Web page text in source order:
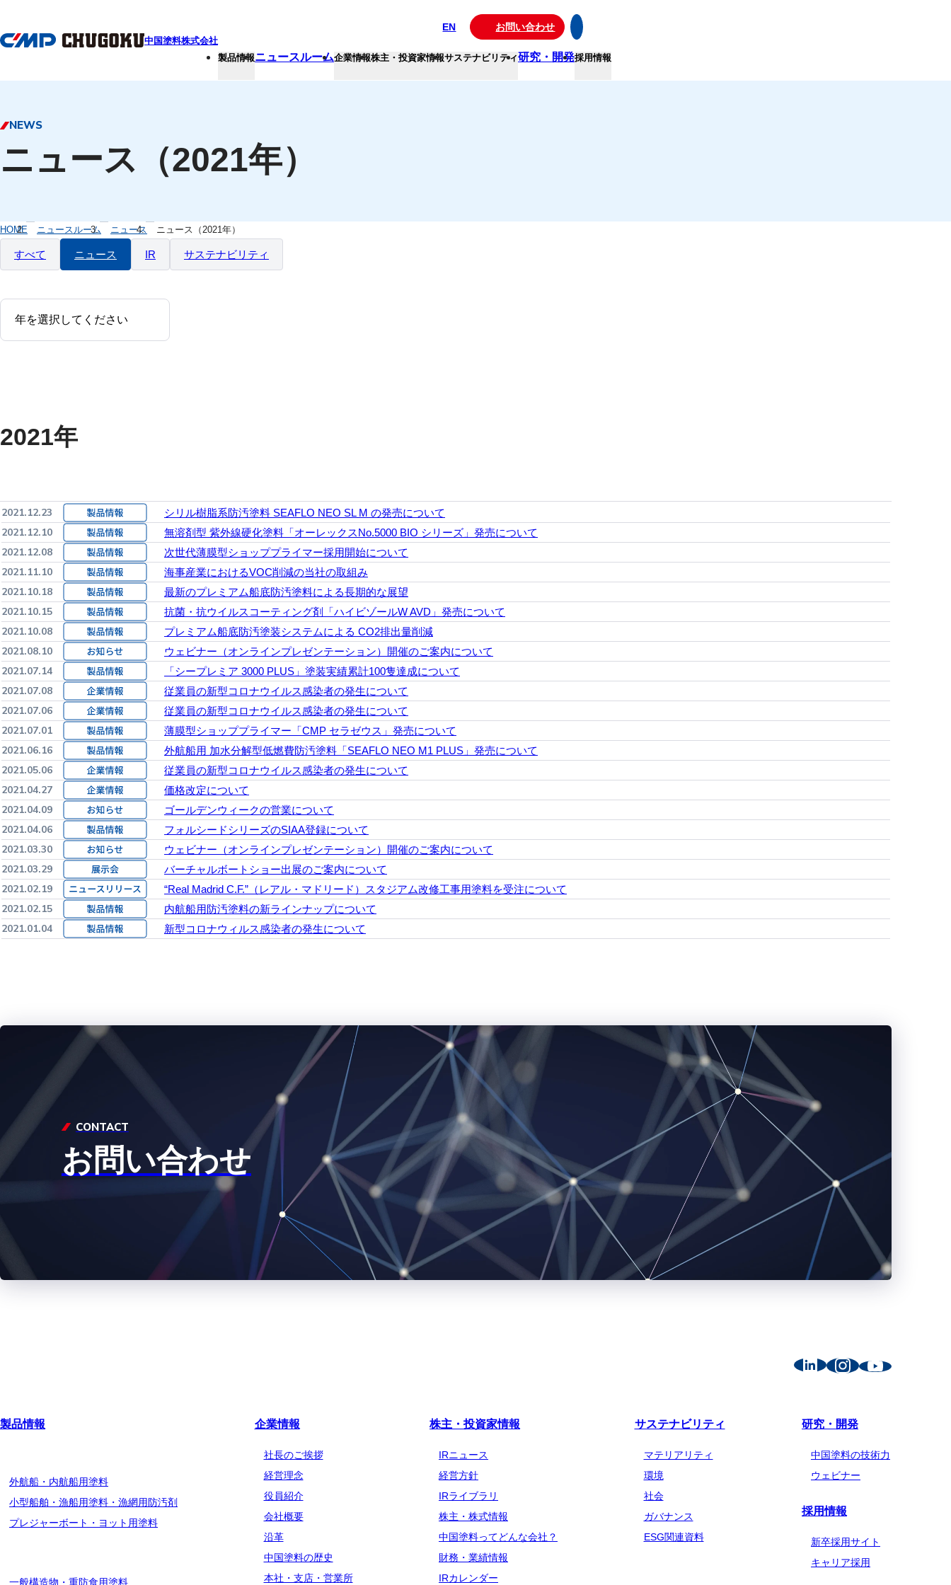
中国塗料株式会社
EN お問い合わせ
製品情報ニュースルーム企業情報株主・投資家情報サステナビリティ研究・開発採用情報
NEWS
ニュース（2021年）
HOME ニュースルーム ニュース ニュース（2021年）
すべて ニュース IR サステナビリティ
2021年
2021.12.23 シリル樹脂系防汚塗料 SEAFLO NEO SL M の発売について
2021.12.10 無溶剤型 紫外線硬化塗料「オーレックスNo.5000 BIO シリーズ」発売について
2021.12.08 次世代薄膜型ショッププライマー採用開始について
2021.11.10 海事産業におけるVOC削減の当社の取組み
2021.10.18 最新のプレミアム船底防汚塗料による長期的な展望
2021.10.15 抗菌・抗ウイルスコーティング剤「ハイビゾールW AVD」発売について
2021.10.08 プレミアム船底防汚塗装システムによる CO2排出量削減
2021.08.10 ウェビナー（オンラインプレゼンテーション）開催のご案内について
2021.07.14 「シープレミア 3000 PLUS」塗装実績累計100隻達成について
2021.07.08 従業員の新型コロナウイルス感染者の発生について
2021.07.06 従業員の新型コロナウイルス感染者の発生について
2021.07.01 薄膜型ショッププライマー「CMP セラゼウス」発売について
2021.06.16 外航船用 加水分解型低燃費防汚塗料「SEAFLO NEO M1 PLUS」発売について
2021.05.06 従業員の新型コロナウイルス感染者の発生について
2021.04.27 価格改定について
2021.04.09 ゴールデンウィークの営業について
2021.04.06 フォルシードシリーズのSIAA登録について
2021.03.30 ウェビナー（オンラインプレゼンテーション）開催のご案内について
2021.03.29 バーチャルボートショー出展のご案内について
2021.02.19 “Real Madrid C.F.”（レアル・マドリード）スタジアム改修工事用塗料を受注について
2021.02.15 内航船用防汚塗料の新ラインナップについて
2021.01.04 新型コロナウィルス感染者の発生について
CONTACT
お問い合わせ
製品情報
外航船・内航船用塗料
小型船舶・漁船用塗料・漁網用防汚剤
プレジャーボート・ヨット用塗料
一般構造物・重防食用塗料
企業情報
社長のご挨拶
経営理念
役員紹介
会社概要
沿革
中国塗料の歴史
本社・支店・営業所
株主・投資家情報
IRニュース
経営方針
IRライブラリ
株主・株式情報
中国塗料ってどんな会社？
財務・業績情報
IRカレンダー
サステナビリティ
マテリアリティ
環境
社会
ガバナンス
ESG関連資料
研究・開発
中国塗料の技術力
ウェビナー
採用情報
新卒採用サイト
キャリア採用